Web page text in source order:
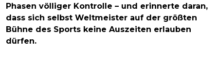
Phasen völliger Kontrolle – und erinnerte daran,
dass sich selbst Weltmeister auf der größten
Bühne des Sports keine Auszeiten erlauben
dürfen.